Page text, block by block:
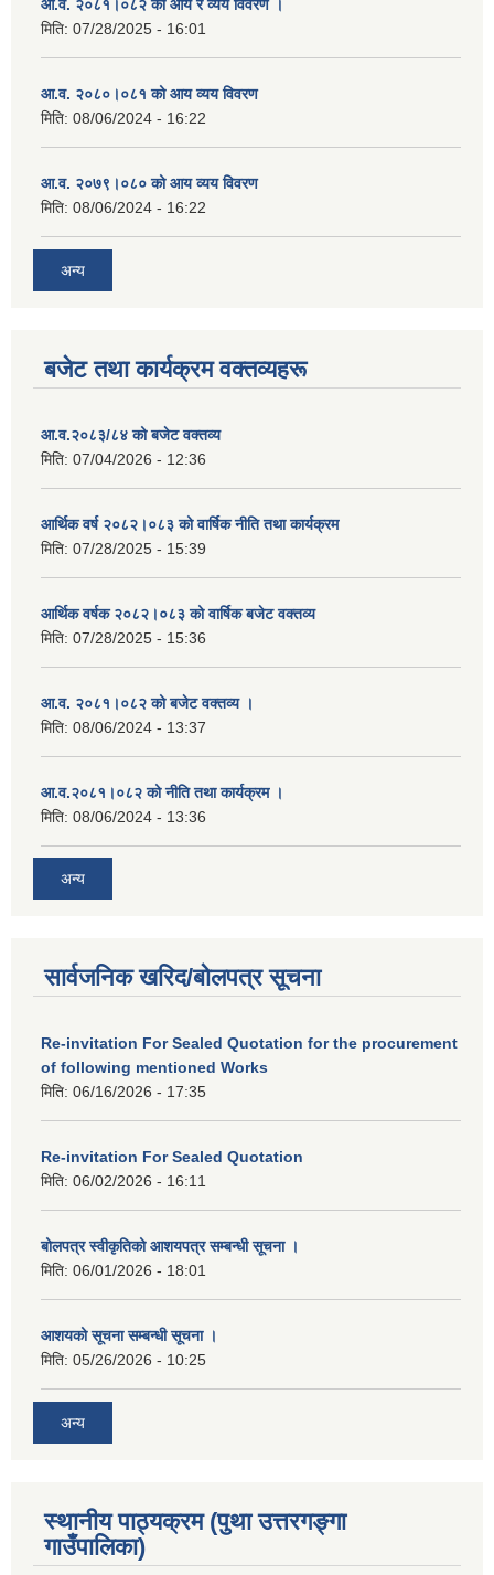
आ.व. २०८१।०८२ को आय र व्यय विवरण ।
मिति: 07/28/2025 - 16:01
आ.व. २०८०।०८१ को आय व्यय विवरण
मिति: 08/06/2024 - 16:22
आ.व. २०७९।०८० को आय व्यय विवरण
मिति: 08/06/2024 - 16:22
अन्य
बजेट तथा कार्यक्रम वक्तव्यहरू
आ.व.२०८३/८४ को बजेट वक्तव्य
मिति: 07/04/2026 - 12:36
आर्थिक वर्ष २०८२।०८३ को वार्षिक नीति तथा कार्यक्रम
मिति: 07/28/2025 - 15:39
आर्थिक वर्षक २०८२।०८३ को वार्षिक बजेट वक्तव्य
मिति: 07/28/2025 - 15:36
आ.व. २०८१।०८२ को बजेट वक्तव्य ।
मिति: 08/06/2024 - 13:37
आ.व.२०८१।०८२ को नीति तथा कार्यक्रम ।
मिति: 08/06/2024 - 13:36
अन्य
सार्वजनिक खरिद/बोलपत्र सूचना
Re-invitation For Sealed Quotation for the procurement
of following mentioned Works
मिति: 06/16/2026 - 17:35
Re-invitation For Sealed Quotation
मिति: 06/02/2026 - 16:11
बोलपत्र स्वीकृतिको आशयपत्र सम्बन्धी सूचना ।
मिति: 06/01/2026 - 18:01
आशयको सूचना सम्बन्धी सूचना ।
मिति: 05/26/2026 - 10:25
अन्य
स्थानीय पाठ्यक्रम (पुथा उत्तरगङ्गा
गाउँपालिका)